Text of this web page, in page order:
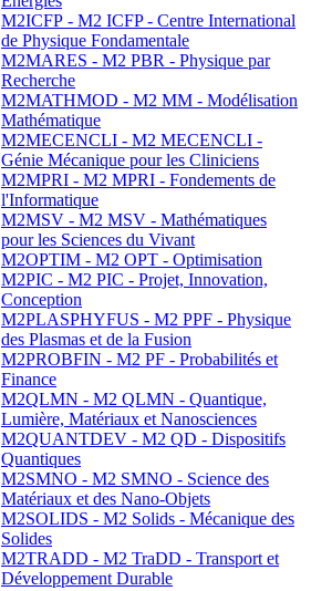
M2ICFP - M2 ICFP - Centre International
de Physique Fondamentale
M2MARES - M2 PBR - Physique par
Recherche
M2MATHMOD - M2 MM - Modélisation
Mathématique
M2MECENCLI - M2 MECENCLI -
Génie Mécanique pour les Cliniciens
M2MPRI - M2 MPRI - Fondements de
l'Informatique
M2MSV - M2 MSV - Mathématiques
pour les Sciences du Vivant
M2OPTIM - M2 OPT - Optimisation
M2PIC - M2 PIC - Projet, Innovation,
Conception
M2PLASPHYFUS - M2 PPF - Physique
des Plasmas et de la Fusion
M2PROBFIN - M2 PF - Probabilités et
Finance
M2QLMN - M2 QLMN - Quantique,
Lumière, Matériaux et Nanosciences
M2QUANTDEV - M2 QD - Dispositifs
Quantiques
M2SMNO - M2 SMNO - Science des
Matériaux et des Nano-Objets
M2SOLIDS - M2 Solids - Mécanique des
Solides
M2TRADD - M2 TraDD - Transport et
Développement Durable